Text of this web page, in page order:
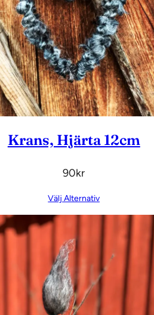
Krans, Hjärta 12cm
90Kr
Välj Alternativ